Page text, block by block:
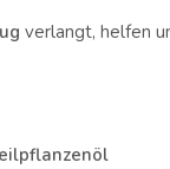
verlangt, helfen